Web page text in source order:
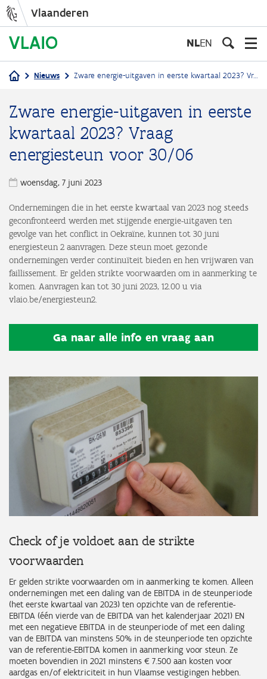
Vlaanderen
NLEN
Nieuws Zware energie-uitgaven in eerste kwartaal 2023? Vraag energiesteun voor 30/06
Zware energie-uitgaven in eerste
kwartaal 2023? Vraag
energiesteun voor 30/06
woensdag, 7 juni 2023
Ondernemingen die in het eerste kwartaal van 2023 nog steeds
geconfronteerd werden met stijgende energie-uitgaven ten
gevolge van het conflict in Oekraïne, kunnen tot 30 juni
energiesteun 2 aanvragen. Deze steun moet gezonde
ondernemingen verder continuïteit bieden en hen vrijwaren van
faillissement. Er gelden strikte voorwaarden om in aanmerking te
komen. Aanvragen kan tot 30 juni 2023, 12.00 u via
vlaio.be/energiesteun2.
Ga naar alle info en vraag aan
Check of je voldoet aan de strikte
voorwaarden
Er gelden strikte voorwaarden om in aanmerking te komen. Alleen
ondernemingen met een daling van de EBITDA in de steunperiode
(het eerste kwartaal van 2023) ten opzichte van de referentie-
EBITDA (één vierde van de EBITDA van het kalenderjaar 2021) EN
met een negatieve EBITDA in de steunperiode of met een daling
van de EBITDA van minstens 50% in de steunperiode ten opzichte
van de referentie-EBITDA komen in aanmerking voor steun. Ze
moeten bovendien in 2021 minstens € 7.500 aan kosten voor
aardgas en/of elektriciteit in hun Vlaamse vestigingen hebben.